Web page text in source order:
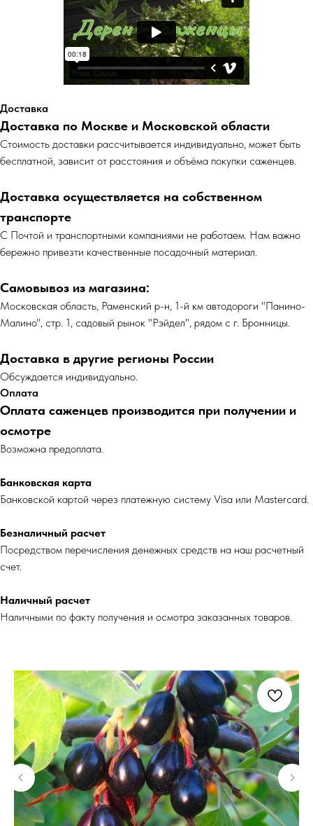
Доставка
Доставка по Москве и Московской области
Cтоимость доставки рассчитывается индивидуально, может быть
бесплатной, зависит от расстояния и объёма покупки саженцев.
Доставка осуществляется на собственном
транспорте
С Почтой и транспортными компаниями не работаем. Нам важно
бережно привезти качественные посадочный материал.
Самовывоз из магазина:
Московская область, Раменский р-н, 1-й км автодороги "Панино-
Малино", стр. 1, садовый рынок "Рэйдел", рядом с г. Бронницы.
Доставка в другие регионы России
Обсуждается индивидуально.
Оплата
Оплата саженцев производится при получении и
осмотре
Возможна предоплата.
Банковская карта
Банковской картой через платежную систему Visa или Mastercard.
Безналичный расчет
Посредством перечисления денежных средств на наш расчетный
счет.
Наличный расчет
Наличными по факту получения и осмотра заказанных товаров.